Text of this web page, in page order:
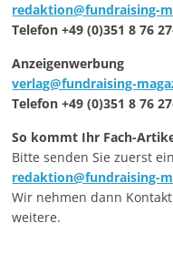
redaktion@fundraising-
Telefon +49 (0)351 8 76
Anzeigenwerbung
verlag@fundraising-
Telefon +49 (0)351 8 76
So kommt Ihr Fach-
Bitte senden Sie zuerst
redaktion@fundraising-
Wir nehmen dann
weitere.